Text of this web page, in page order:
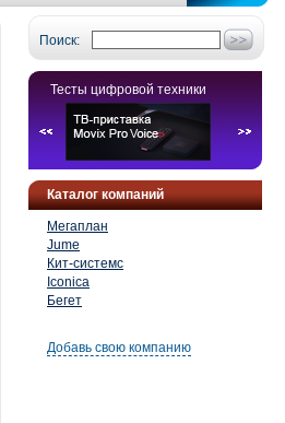
Поиск:
Тесты цифровой техники
Каталог компаний
Мегаплан
Jume
Кит-системс
Iconica
Бегет
Добавь свою компанию